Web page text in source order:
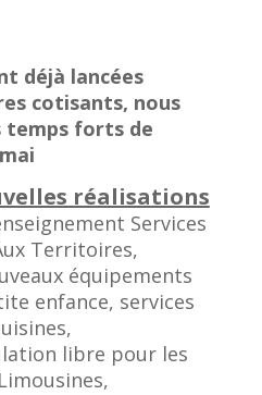
déjà lancées
cotisants, nous
temps forts de
réalisations
Services
Territoires,
équipements
enfance, services
libre pour les